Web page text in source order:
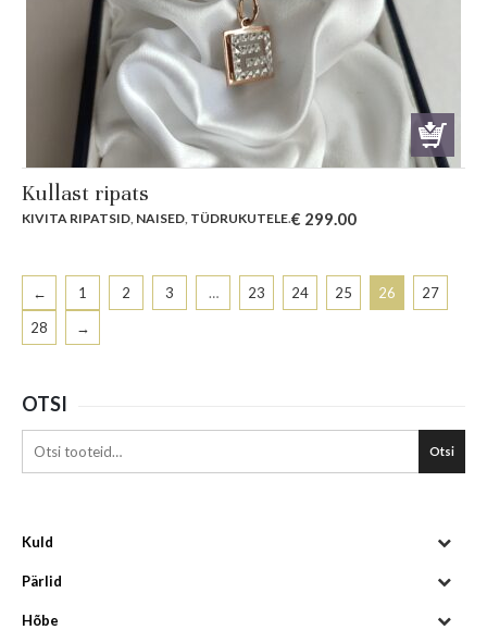
Kullast ripats
KIVITA RIPATSID, NAISED, TÜDRUKUTELE.€ 299.00
← 1 2 3 … 23 24 25 26
27
28
→
OTSI
Otsi
Kuld
Pärlid
Hõbe